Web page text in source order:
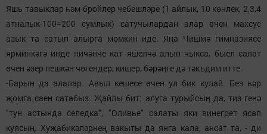
Яшь тавыклар һәм бройлер чебешләре (1 айлык, 10 көнлек, 2,3,4
атналык-100=200 сумлык) сатучылардан алар өчен махсус
азык та сатып алырга мөмкин иде. Яңа Чишмә гимназиясе
ярминкәгә инде ничәнче кат яшелчә алып чыкса, быел салат
өчен әзер пешкән чөгендер, кишер, бәрәңге дә тәкъдим итте.
-Барын да алалар. Авыл кешесе өчен ул бик кулай. Без һәр
җомга саен сатабыз. Җайлы бит: алуга турыйсың да, тиз генә
"тун астында селедка", "Оливье" салаты яки винегрет ясап
куясың. Хуҗабикәләрнең вакыты да янга кала, ансат та, - ди